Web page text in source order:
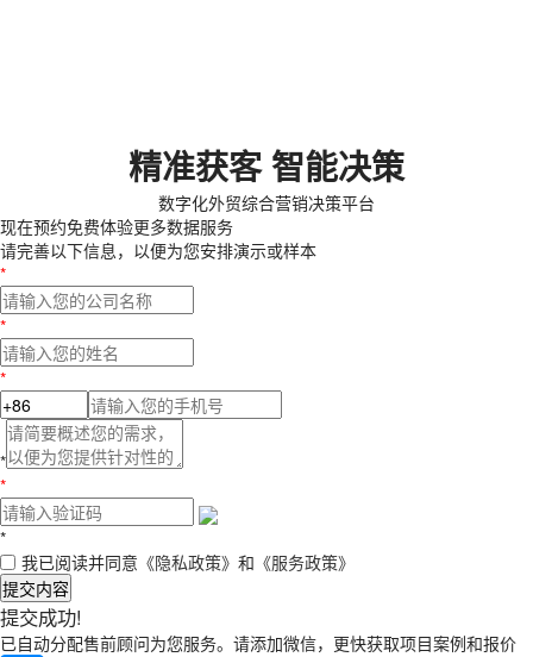
精准获客 智能决策
数字化外贸综合营销决策平台
现在预约免费体验更多数据服务
请完善以下信息，以便为您安排演示或样本
*
*
*
*
*
*
我已阅读并同意 《隐私政策》 和 《服务政策》
提交内容
提交成功!
已自动分配售前顾问为您服务。请添加微信，更快获取项目案例和报价